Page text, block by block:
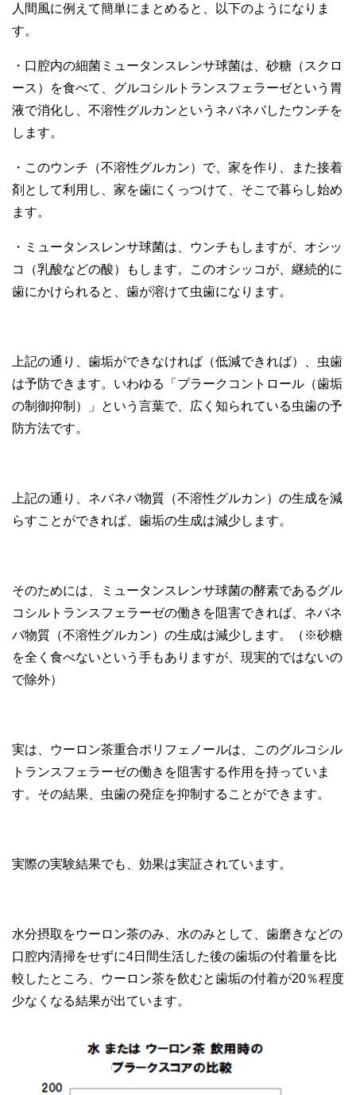
人間風に例えて簡単にまとめると、以下のようになりま
す。
・口腔内の細菌ミュータンスレンサ球菌は、砂糖（スクロ
ース）を食べて、グルコシルトランスフェラーゼという胃
液で消化し、不溶性グルカンというネバネバしたウンチを
します。
・このウンチ（不溶性グルカン）で、家を作り、また接着
剤として利用し、家を歯にくっつけて、そこで暮らし始め
ます。
・ミュータンスレンサ球菌は、ウンチもしますが、オシッ
コ（乳酸などの酸）もします。このオシッコが、継続的に
歯にかけられると、歯が溶けて虫歯になります。
上記の通り、歯垢ができなければ（低減できれば）、虫歯
は予防できます。いわゆる「プラークコントロール（歯垢
の制御抑制）」という言葉で、広く知られている虫歯の予
防方法です。
上記の通り、ネバネバ物質（不溶性グルカン）の生成を減
らすことができれば、歯垢の生成は減少します。
そのためには、ミュータンスレンサ球菌の酵素であるグル
コシルトランスフェラーゼの働きを阻害できれば、ネバネ
バ物質（不溶性グルカン）の生成は減少します。（※砂糖
を全く食べないという手もありますが、現実的ではないの
で除外）
実は、ウーロン茶重合ポリフェノールは、このグルコシル
トランスフェラーゼの働きを阻害する作用を持っていま
す。その結果、虫歯の発症を抑制することができます。
実際の実験結果でも、効果は実証されています。
水分摂取をウーロン茶のみ、水のみとして、歯磨きなどの
口腔内清掃をせずに4日間生活した後の歯垢の付着量を比
較したところ、ウーロン茶を飲むと歯垢の付着が20％程度
少なくなる結果が出ています。